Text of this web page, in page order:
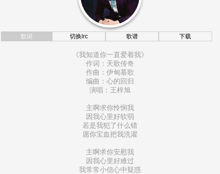
歌词 切换lrc 歌谱 下载
《我知道你一直爱着我》
作词：天歌传奇
作曲：伊甸慕歌
编曲：心的回归
演唱：王梓旭
主啊求你怜悯我
因我心里好软弱
若是我犯了什么错
愿你宝血把我洗濯
主啊求你安慰我
因我心里好难过
我常常小信心中疑惑